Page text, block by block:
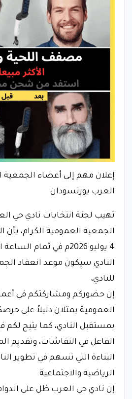
إعلان مهم إلى أعضاء الجمعية
العرب بورتسودان
تهيب لجنة انتخابات نادي حي
الجمعية العمومية الكرام، بأن
4 يوليو 2026م في تمام
النادي سيكون موعد انعقاد
للنادي،
إن حضوركم ومشاركتكم في
العمومية يمثلان دليلاً على
بمستقبل النادي، كما يتيح
الفاعل في النقاشات، وتقديم
البناءة التي تسهم في تطوير
الرياضية والاجتماعية.
إن نادي حي العرب ظل على